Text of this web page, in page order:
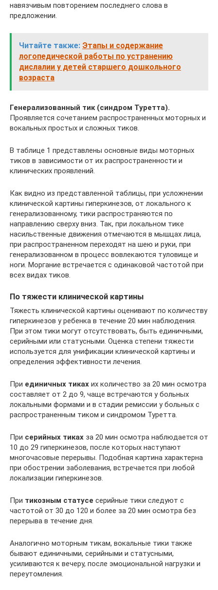
навязчивым повторением последнего слова в
предложении.
Читайте также: Этапы и содержание
логопедической работы по устранению
дислалии у детей старшего дошкольного
возраста
Генерализованный тик (синдром Туретта).
Проявляется сочетанием распространенных моторных и
вокальных простых и сложных тиков.
В таблице 1 представлены основные виды моторных
тиков в зависимости от их распространенности и
клинических проявлений.
Как видно из представленной таблицы, при усложнении
клинической картины гиперкинезов, от локального к
генерализованному, тики распространяются по
направлению сверху вниз. Так, при локальном тике
насильственные движения отмечаются в мышцах лица,
при распространенном переходят на шею и руки, при
генерализованном в процесс вовлекаются туловище и
ноги. Моргание встречается с одинаковой частотой при
всех видах тиков.
По тяжести клинической картины
Тяжесть клинической картины оценивают по количеству
гиперкинезов у ребенка в течение 20 мин наблюдения.
При этом тики могут отсутствовать, быть единичными,
серийными или статусными. Оценка степени тяжести
используется для унификации клинической картины и
определения эффективности лечения.
При единичных тиках их количество за 20 мин осмотра
составляет от 2 до 9, чаще встречаются у больных
локальными формами и в стадии ремиссии у больных с
распространенным тиком и синдромом Туретта.
При серийных тиках за 20 мин осмотра наблюдается от
10 до 29 гиперкинезов, после которых наступают
многочасовые перерывы. Подобная картина характерна
при обострении заболевания, встречается при любой
локализации гиперкинезов.
При тикозным статусе серийные тики следуют с
частотой от 30 до 120 и более за 20 мин осмотра без
перерыва в течение дня.
Аналогично моторным тикам, вокальные тики также
бывают единичными, серийными и статусными,
усиливаются к вечеру, после эмоциональной нагрузки и
переутомления.